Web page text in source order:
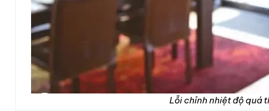
Lỗi chỉnh nhiệt độ quá